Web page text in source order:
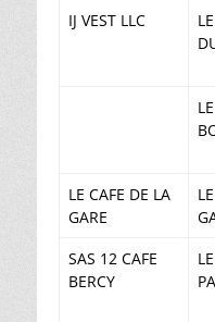
IJ VEST LLC
LE
LE CAFE DE LA
GARE
SAS 12 CAFE
BERCY